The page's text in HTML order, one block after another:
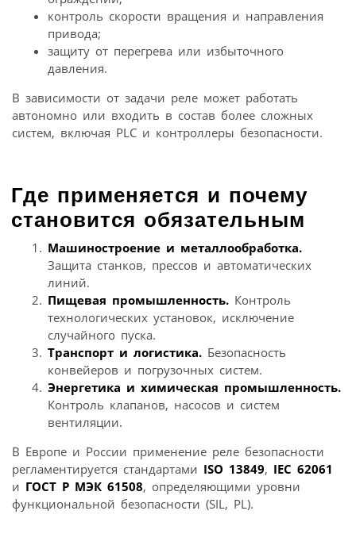
контроль скорости вращения и направления
привода;
защиту от перегрева или избыточного
давления.
В зависимости от задачи реле может работать
автономно или входить в состав более сложных
систем, включая PLC и контроллеры безопасности.
Где применяется и почему
становится обязательным
Машиностроение и металлообработка.
Защита станков, прессов и автоматических
линий.
Пищевая промышленность. Контроль
технологических установок, исключение
случайного пуска.
Транспорт и логистика. Безопасность
конвейеров и погрузочных систем.
Энергетика и химическая промышленность.
Контроль клапанов, насосов и систем
вентиляции.
В Европе и России применение реле безопасности
регламентируется стандартами ISO 13849, IEC 62061
и ГОСТ Р МЭК 61508, определяющими уровни
функциональной безопасности (SIL, PL).